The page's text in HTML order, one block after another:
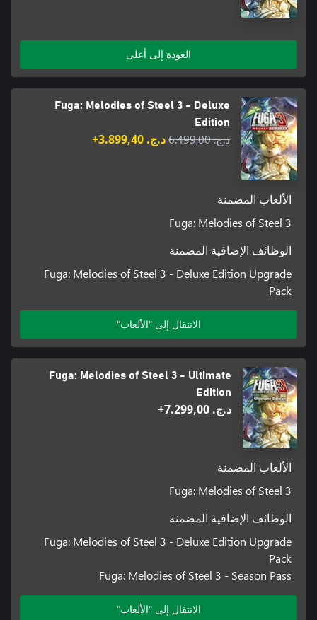
العودة إلى أعلى
Fuga: Melodies of Steel 3 - Deluxe
Edition
د.ج.‏ 6.499,00 د.ج.‏ 3.899,40+
الألعاب المضمنة
Fuga: Melodies of Steel 3
الوظائف الإضافية المضمنة
Fuga: Melodies of Steel 3 - Deluxe Edition Upgrade
Pack
الانتقال إلى "الألعاب"
Fuga: Melodies of Steel 3 - Ultimate
Edition
د.ج.‏ 7.299,00+
الألعاب المضمنة
Fuga: Melodies of Steel 3
الوظائف الإضافية المضمنة
Fuga: Melodies of Steel 3 - Deluxe Edition Upgrade
Pack
Fuga: Melodies of Steel 3 - Season Pass
الانتقال إلى "الألعاب"